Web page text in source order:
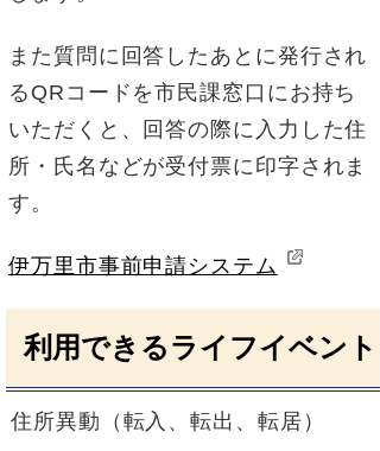
また質問に回答したあとに発行され
るQRコードを市民課窓口にお持ち
いただくと、回答の際に入力した住
所・氏名などが受付票に印字されま
す。
伊万里市事前申請システム
利用できるライフイベント
住所異動（転入、転出、転居）